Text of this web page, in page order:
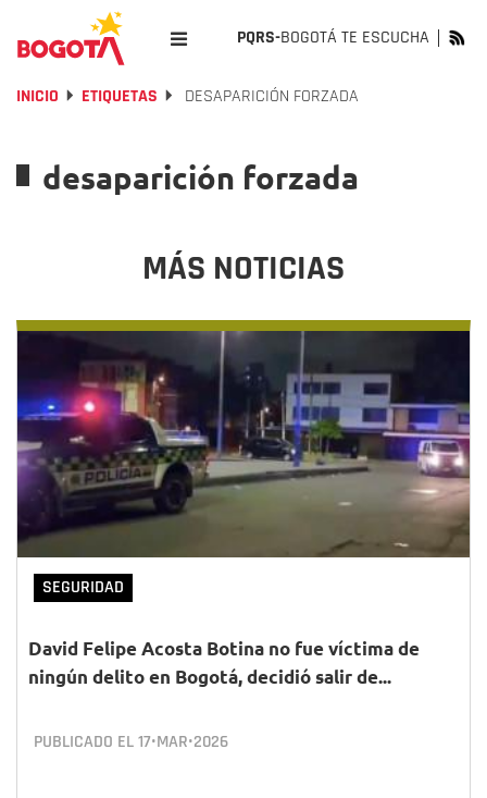
PQRS-BOGOTÁ TE ESCUCHA
INICIO ETIQUETAS DESAPARICIÓN FORZADA
desaparición forzada
MÁS NOTICIAS
SEGURIDAD
David Felipe Acosta Botina no fue víctima de
ningún delito en Bogotá, decidió salir de...
PUBLICADO EL17•MAR•2026